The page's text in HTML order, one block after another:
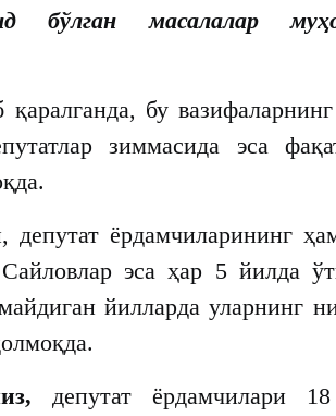
бўлган масалалар
бу
зиммасида эса
депутат ёрдамчиларининг
эса ҳар 5 йилда
йилларда уларнинг
депутат ёрдамчилари